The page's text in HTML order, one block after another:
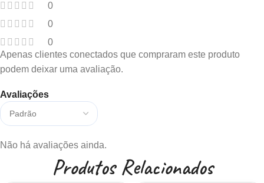
0
0
0
Avaliações
Não há avaliações ainda.
Apenas clientes conectados que compraram este produto
podem deixar uma avaliação.
Produtos Relacionados